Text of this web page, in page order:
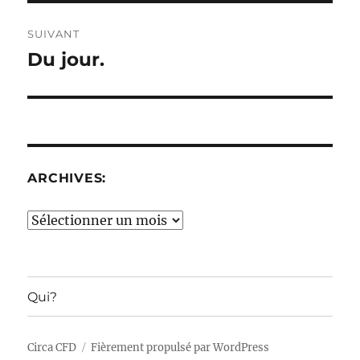
SUIVANT
Publication
Du jour.
ARCHIVES:
Archives:
Qui?
Circa CFD Fièrement propulsé par WordPress